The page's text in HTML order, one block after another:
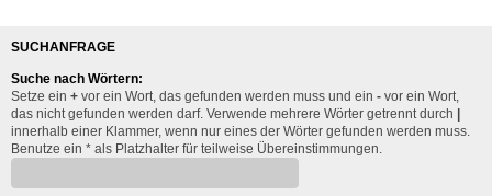
SUCHANFRAGE
Suche nach Wörtern:
Setze ein + vor ein Wort, das gefunden werden muss und ein - vor ein Wort,
das nicht gefunden werden darf. Verwende mehrere Wörter getrennt durch |
innerhalb einer Klammer, wenn nur eines der Wörter gefunden werden muss.
Benutze ein * als Platzhalter für teilweise Übereinstimmungen.